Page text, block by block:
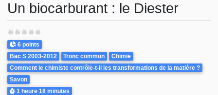
Un biocarburant : le Diester
Points
6 points
Theme
Bac S 2003-2012 Tronc commun
Chimie
Comment le chimiste contrôle-t-il les transformations de la matière ?
Savon
Durée
1 heure 18 minutes